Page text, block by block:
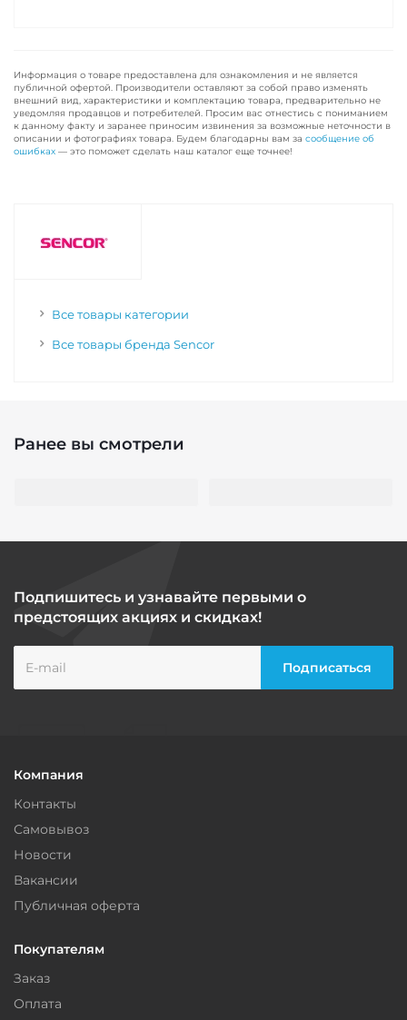
Информация о товаре предоставлена для ознакомления и не является
публичной офертой. Производители оставляют за собой право изменять
внешний вид, характеристики и комплектацию товара, предварительно не
уведомляя продавцов и потребителей. Просим вас отнестись с пониманием
к данному факту и заранее приносим извинения за возможные неточности в
описании и фотографиях товара. Будем благодарны вам за сообщение об
ошибках — это поможет сделать наш каталог еще точнее!
Все товары категории
Все товары бренда Sencor
Ранее вы смотрели
Подпишитесь и узнавайте первыми о
предстоящих акциях и скидках!
Компания
Контакты
Самовывоз
Новости
Вакансии
Публичная оферта
Покупателям
Заказ
Оплата